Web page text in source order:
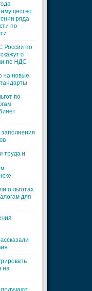
имущество
ряда
по
России по
о
по НДС
на новые
по
труда и
о льготах
для
на